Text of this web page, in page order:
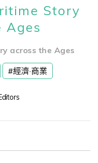
Story
Ages
across the Ages
#經濟·商業